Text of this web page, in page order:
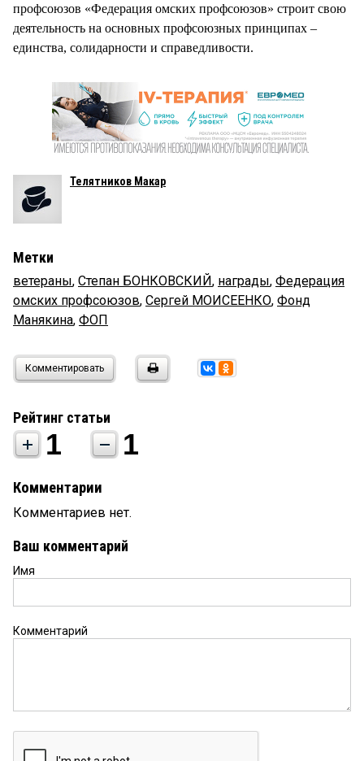
профсоюзов «Федерация омских профсоюзов» строит свою
деятельность на основных профсоюзных принципах –
единства, солидарности и справедливости.
Телятников Макар
Метки
ветераны, Степан БОНКОВСКИЙ, награды, Федерация
омских профсоюзов, Сергей МОИСЕЕНКО, Фонд
Манякина, ФОП
Комментировать
Рейтинг статьи
1 1
Комментарии
Комментариев нет.
Ваш комментарий
Имя
Комментарий